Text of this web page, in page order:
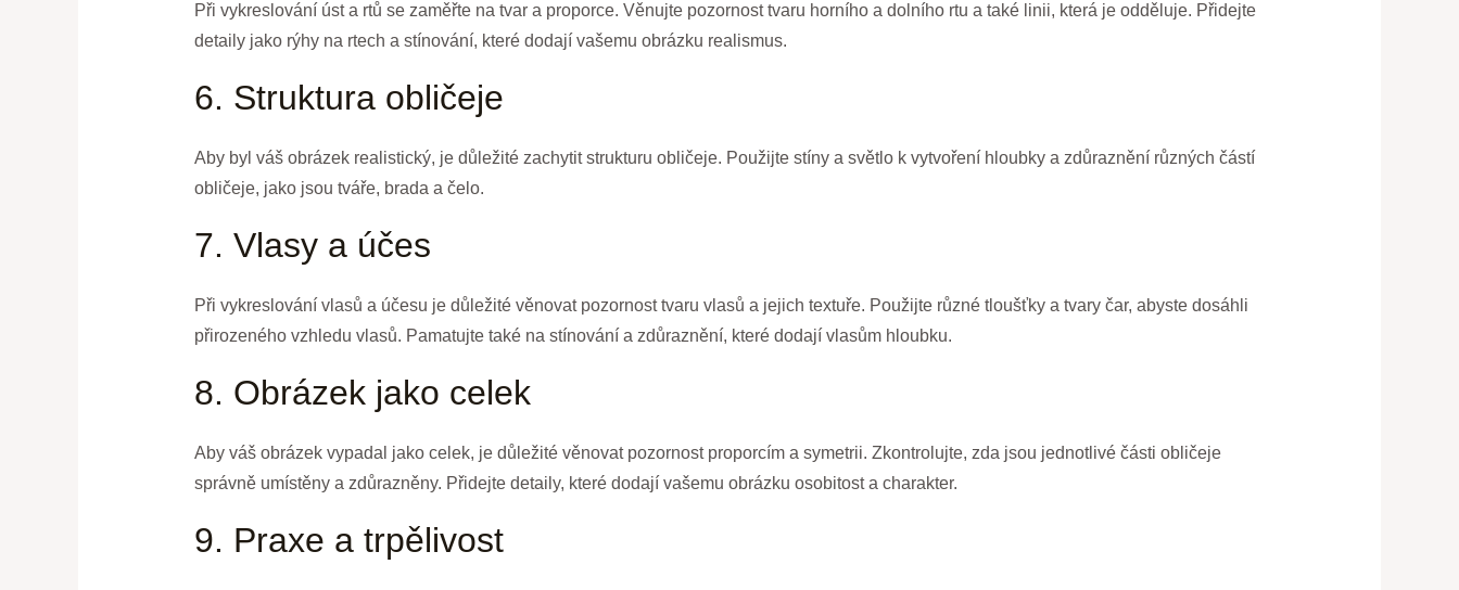
Při vykreslování úst a rtů se zaměřte na tvar a proporce. Věnujte pozornost tvaru horního a dolního rtu a také linii, která je odděluje. Přidejte
detaily jako rýhy na rtech a stínování, které dodají vašemu obrázku realismus.
6. Struktura obličeje
Aby byl váš obrázek realistický, je důležité zachytit strukturu obličeje. Použijte stíny a světlo k vytvoření hloubky a zdůraznění různých částí
obličeje, jako jsou tváře, brada a čelo.
7. Vlasy a účes
Při vykreslování vlasů a účesu je důležité věnovat pozornost tvaru vlasů a jejich textuře. Použijte různé tloušťky a tvary čar, abyste dosáhli
přirozeného vzhledu vlasů. Pamatujte také na stínování a zdůraznění, které dodají vlasům hloubku.
8. Obrázek jako celek
Aby váš obrázek vypadal jako celek, je důležité věnovat pozornost proporcím a symetrii. Zkontrolujte, zda jsou jednotlivé části obličeje
správně umístěny a zdůrazněny. Přidejte detaily, které dodají vašemu obrázku osobitost a charakter.
9. Praxe a trpělivost